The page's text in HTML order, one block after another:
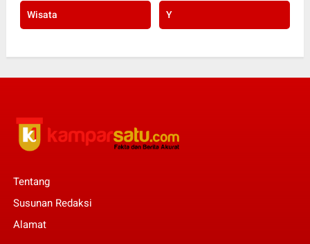
Wisata Y
Tentang
Susunan Redaksi
Alamat